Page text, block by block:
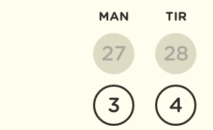
MAN TIR
27 28
3 4